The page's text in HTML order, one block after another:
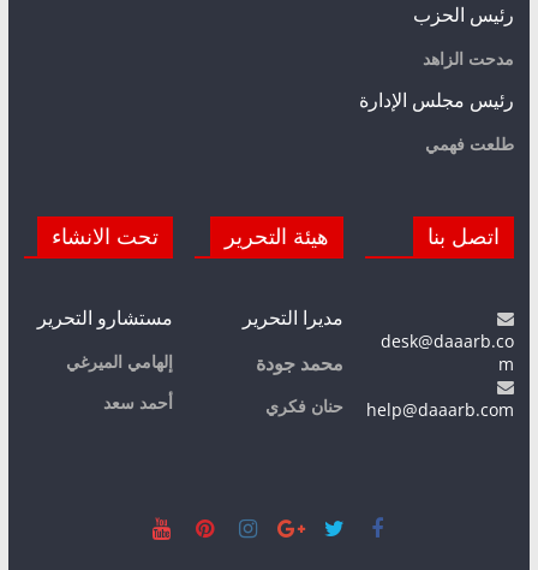
رئيس الحزب
مدحت الزاهد
رئيس مجلس الإدارة
طلعت فهمي
اتصل بنا
desk@daaarb.co
m
help@daaarb.com
هيئة التحرير
مديرا التحرير
محمد جودة
حنان فكري
تحت الانشاء
مستشارو التحرير
إلهامي الميرغي
أحمد سعد